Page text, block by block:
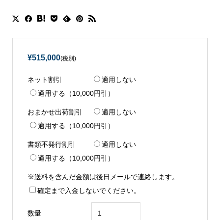
¥515,000(税別)
ネット割引
適用しない
適用する（10,000円引）
おまかせ出荷割引
適用しない
適用する（10,000円引）
書類不発行割引
適用しない
適用する（10,000円引）
※送料を含んだ金額は後日メールで連絡します。
確定まで入金しないでください。
数量